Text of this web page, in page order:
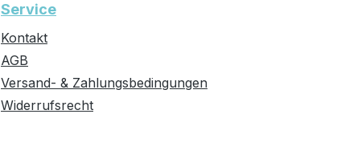
Service
Kontakt
AGB
Versand- & Zahlungsbedingungen
Widerrufsrecht